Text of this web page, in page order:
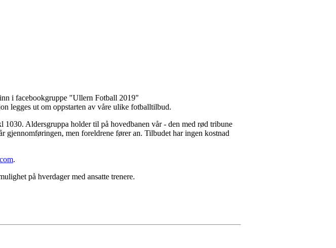
i facebookgruppe "Ullern Fotball 2019"
legges ut om oppstarten av våre ulike fotballtilbud.
Aldersgruppa holder til på hovedbanen vår - den med rød tribune
gjennomføringen, men foreldrene fører an. Tilbudet har ingen kostnad
.
på hverdager med ansatte trenere.